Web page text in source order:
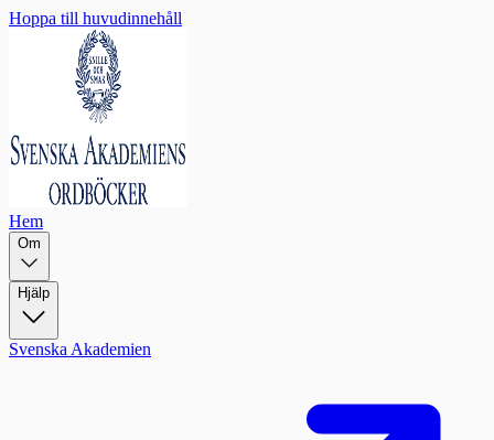
Hoppa till huvudinnehåll
Hem
Om
Hjälp
Svenska Akademien